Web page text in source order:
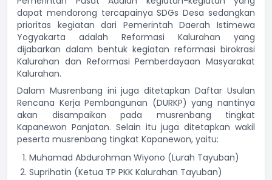
dapat mendorong tercapainya SDGs Desa sedangkan
prioritas kegiatan dari Pemerintah Daerah Istimewa
Yogyakarta adalah Reformasi Kalurahan yang
dijabarkan dalam bentuk kegiatan reformasi birokrasi
Kalurahan dan Reformasi Pemberdayaan Masyarakat
Kalurahan.
Dalam Musrenbang ini juga ditetapkan Daftar Usulan
Rencana Kerja Pembangunan (DURKP) yang nantinya
akan disampaikan pada musrenbang tingkat
Kapanewon Panjatan. Selain itu juga ditetapkan wakil
peserta musrenbang tingkat Kapanewon, yaitu:
Muhamad Abdurohman Wiyono (Lurah Tayuban)
Suprihatin (Ketua TP PKK Kalurahan Tayuban)